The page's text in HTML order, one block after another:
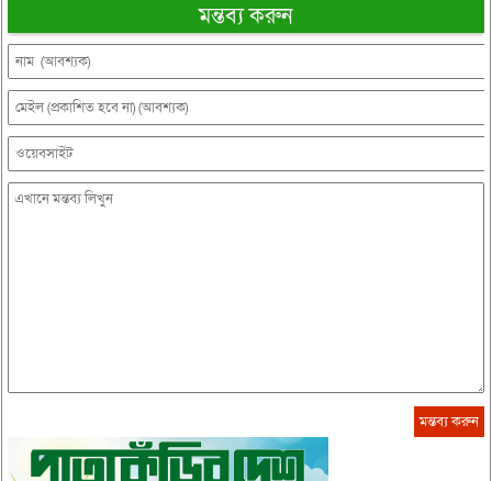
মন্তব্য করুন